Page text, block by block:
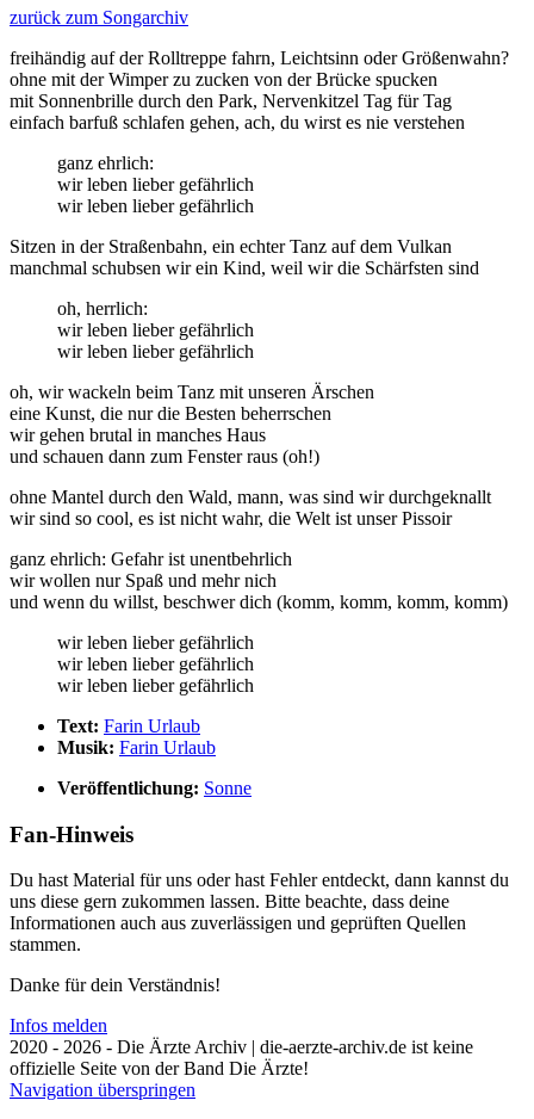
zurück zum Songarchiv
freihändig auf der Rolltreppe fahrn, Leichtsinn oder Größenwahn?
ohne mit der Wimper zu zucken von der Brücke spucken
mit Sonnenbrille durch den Park, Nervenkitzel Tag für Tag
einfach barfuß schlafen gehen, ach, du wirst es nie verstehen
ganz ehrlich:
wir leben lieber gefährlich
wir leben lieber gefährlich
Sitzen in der Straßenbahn, ein echter Tanz auf dem Vulkan
manchmal schubsen wir ein Kind, weil wir die Schärfsten sind
oh, herrlich:
wir leben lieber gefährlich
wir leben lieber gefährlich
oh, wir wackeln beim Tanz mit unseren Ärschen
eine Kunst, die nur die Besten beherrschen
wir gehen brutal in manches Haus
und schauen dann zum Fenster raus (oh!)
ohne Mantel durch den Wald, mann, was sind wir durchgeknallt
wir sind so cool, es ist nicht wahr, die Welt ist unser Pissoir
ganz ehrlich: Gefahr ist unentbehrlich
wir wollen nur Spaß und mehr nich
und wenn du willst, beschwer dich (komm, komm, komm, komm)
wir leben lieber gefährlich
wir leben lieber gefährlich
wir leben lieber gefährlich
Text: Farin Urlaub
Musik: Farin Urlaub
Veröffentlichung: Sonne
Fan-Hinweis
Du hast Material für uns oder hast Fehler entdeckt, dann kannst du
uns diese gern zukommen lassen. Bitte beachte, dass deine
Informationen auch aus zuverlässigen und geprüften Quellen
stammen.
Danke für dein Verständnis!
Infos melden
2020 - 2026 - Die Ärzte Archiv | die-aerzte-archiv.de ist keine
offizielle Seite von der Band Die Ärzte!
Navigation überspringen